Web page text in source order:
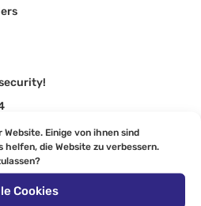
Einige von ihnen sind
helfen, die Website zu verbessern.
Cookies
nach Berlin